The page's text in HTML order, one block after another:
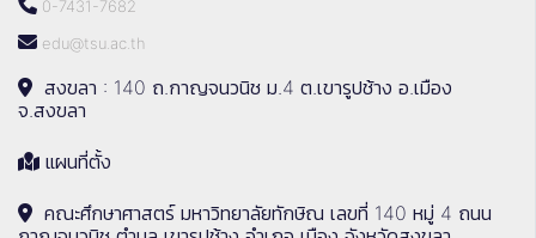
0-7431-7682
edu@tsu.ac.th
สงขลา : 140 ถ.กาญจนวนิช ม.4 ต.เขารูปช้าง อ.เมือง
จ.สงขลา
แผนที่ตั้ง
คณะศึกษาศาสตร์ มหาวิทยาลัยทักษิณ เลขที่ 140 หมู่ 4 ถนน